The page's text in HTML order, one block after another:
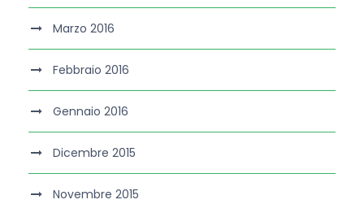
Marzo 2016
Febbraio 2016
Gennaio 2016
Dicembre 2015
Novembre 2015